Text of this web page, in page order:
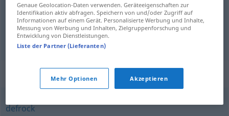
(jemandem)dasPriesteramtentziehen unfrock
Synonyme für "unfrock"
defrock
Genaue Geolocation-Daten verwenden. Geräteeigenschaften zur
Identifikation aktiv abfragen. Speichern von und/oder Zugriff auf
Informationen auf einem Gerät. Personalisierte Werbung und Inhalte,
Messung von Werbung und Inhalten, Zielgruppenforschung und
Entwicklung von Dienstleistungen.
Liste der Partner (Lieferanten)
Mehr Optionen Akzeptieren